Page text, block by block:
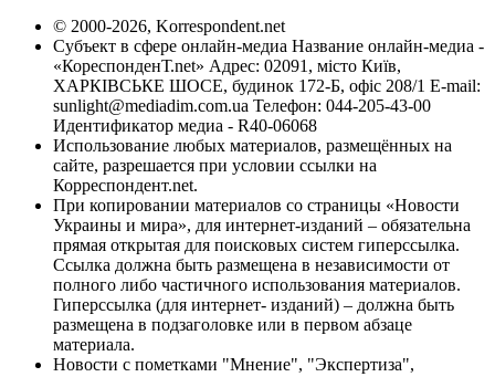
© 2000-2026, Korrespondent.net
Субъект в сфере онлайн-медиа Название онлайн-медиа -
«КореспонденТ.net» Адрес: 02091, місто Київ,
ХАРКІВСЬКЕ ШОСЕ, будинок 172-Б, офіс 208/1 E-mail:
sunlight@mediadim.com.ua Телефон: 044-205-43-00
Идентификатор медиа - R40-06068
Использование любых материалов, размещённых на
сайте, разрешается при условии ссылки на
Корреспондент.net.
При копировании материалов со страницы «Новости
Украины и мира», для интернет-изданий – обязательна
прямая открытая для поисковых систем гиперссылка.
Ссылка должна быть размещена в независимости от
полного либо частичного использования материалов.
Гиперссылка (для интернет- изданий) – должна быть
размещена в подзаголовке или в первом абзаце
материала.
Новости с пометками "Мнение", "Экспертиза",